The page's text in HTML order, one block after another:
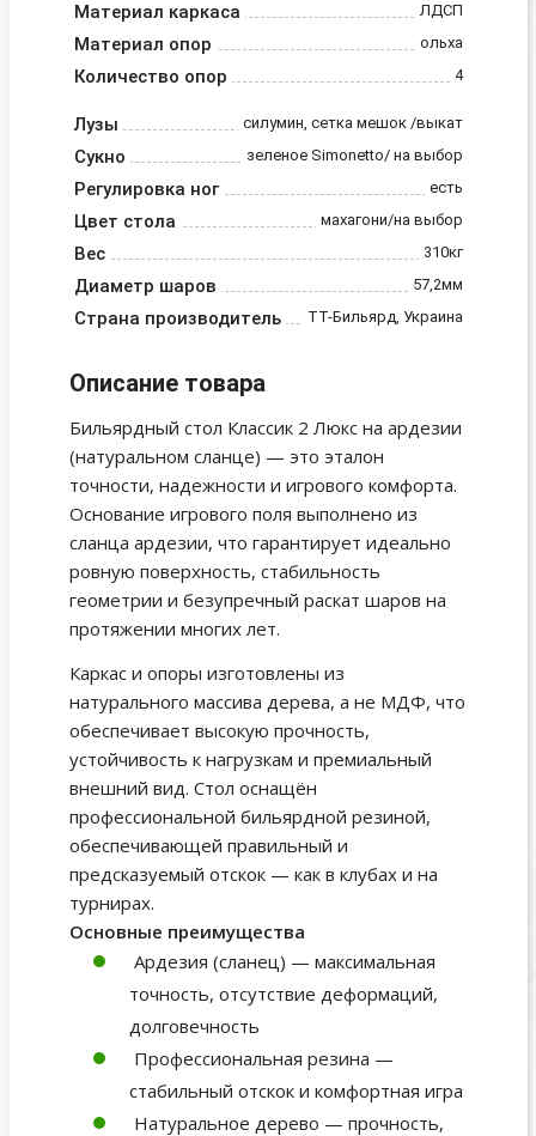
Материал каркаса ЛДСП
Материал опор ольха
Количество опор 4
Лузы силумин, сетка мешок /выкат
Сукно зеленое Simonetto/ на выбор
Регулировка ног есть
Цвет стола махагони/на выбор
Вес 310кг
Диаметр шаров 57,2мм
Страна производитель ТТ-Бильярд, Украина
Описание товара
Бильярдный стол Классик 2 Люкс на ардезии
(натуральном сланце) — это эталон
точности, надежности и игрового комфорта.
Основание игрового поля выполнено из
сланца ардезии, что гарантирует идеально
ровную поверхность, стабильность
геометрии и безупречный раскат шаров на
протяжении многих лет.
Каркас и опоры изготовлены из
натурального массива дерева, а не МДФ, что
обеспечивает высокую прочность,
устойчивость к нагрузкам и премиальный
внешний вид. Стол оснащён
профессиональной бильярдной резиной,
обеспечивающей правильный и
предсказуемый отскок — как в клубах и на
турнирах.
Основные преимущества
Ардезия (сланец) — максимальная
точность, отсутствие деформаций,
долговечность
Профессиональная резина —
стабильный отскок и комфортная игра
Натуральное дерево — прочность,